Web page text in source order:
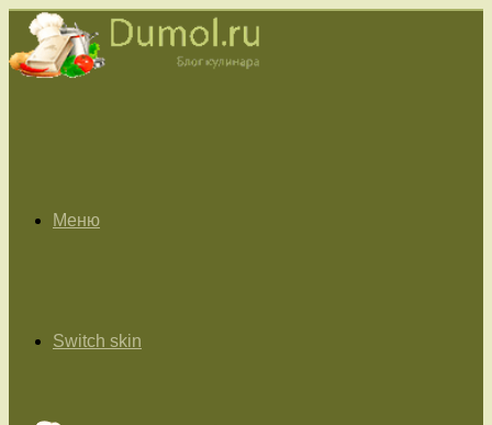
Меню
Switch skin